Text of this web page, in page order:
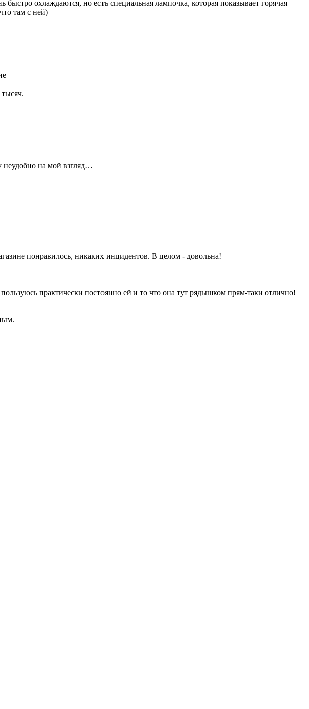
охлаждаются, но есть специальная лампочка, которая показывает горячая
там с ней)
неудобно на мой взгляд…
понравилось, никаких инцидентов. В целом - довольна!
практически постоянно ей и то что она тут рядышком прям-таки отлично!